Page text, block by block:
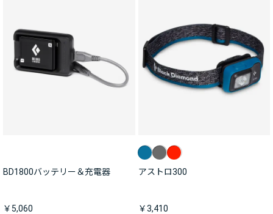
BD1800バッテリー＆充電器
￥5,060
アストロ300
￥3,410